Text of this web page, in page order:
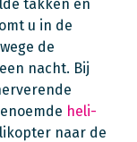
takken en
u in de
de
nacht. Bij
heli-
naar de